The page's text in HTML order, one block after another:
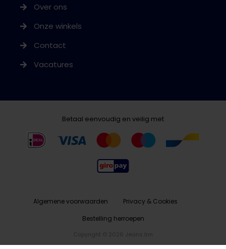
Over ons
Onze winkels
Contact
Vacatures
Betaal eenvoudig en veilig met
Algemene voorwaarden
Privacy & Cookies
Bestelling herroepen